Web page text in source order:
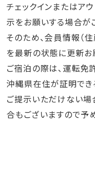
チェックインまたはア
示をお願いする場合が
そのため、会員情報（住
を最新の状態に更新お
ご宿泊の際は、運転免
沖縄県在住が証明でき
ご提示いただけない場
合もございますので予